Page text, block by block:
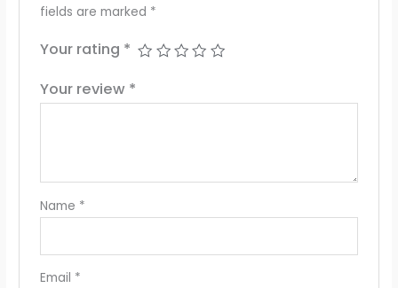
fields are marked *
Your rating *
Your review *
Name *
Email *